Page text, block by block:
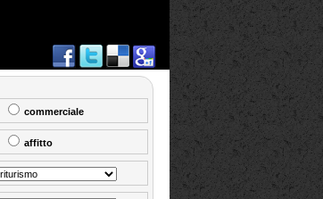
commerciale
affitto